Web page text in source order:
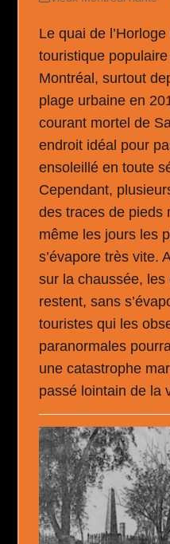
Le quai de
touristique
Montréal, surtout
plage urbaine en
courant mortel de
endroit idéal pour
ensoleillé en toute
Cependant,
des traces de pieds
même les jours les
s’évapore très vite.
sur la chaussée,
restent, sans
touristes qui les
paranormales
une catastrophe
passé lointain de la